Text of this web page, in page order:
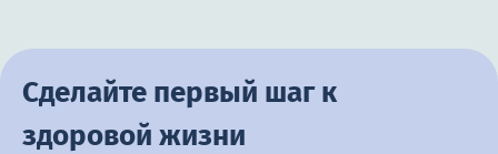
Сделайте первый шаг к
здоровой жизни